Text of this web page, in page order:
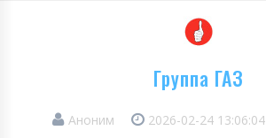
Группа ГАЗ
Аноним 2026-02-24 13:06:04